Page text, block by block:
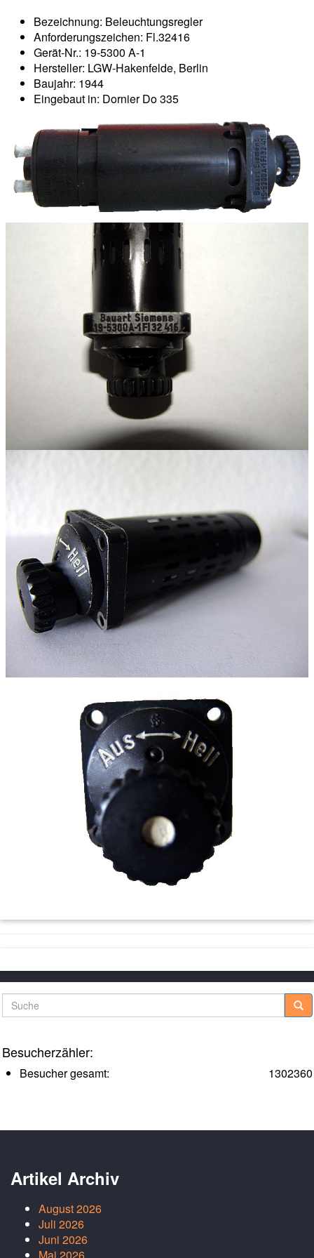
Bezeichnung: Beleuchtungsregler
Anforderungszeichen: Fl.32416
Gerät-Nr.: 19-5300 A-1
Hersteller: LGW-Hakenfelde, Berlin
Baujahr: 1944
Eingebaut in: Dornier Do 335
Suche
Besucherzähler:
1302360
Besucher gesamt:
Artikel Archiv
August 2026
Juli 2026
Juni 2026